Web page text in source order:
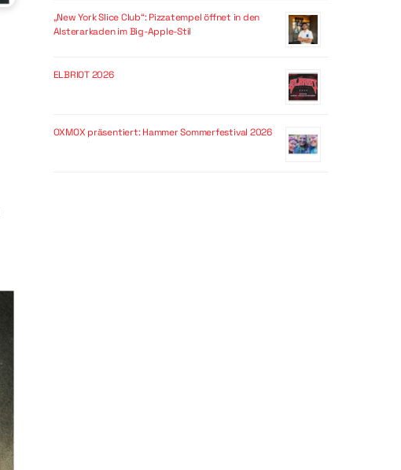
„New York Slice Club“: Pizzatempel öffnet in den
Alsterarkaden im Big-Apple-Stil
ELBRIOT 2026
OXMOX präsentiert: Hammer Sommerfestival 2026